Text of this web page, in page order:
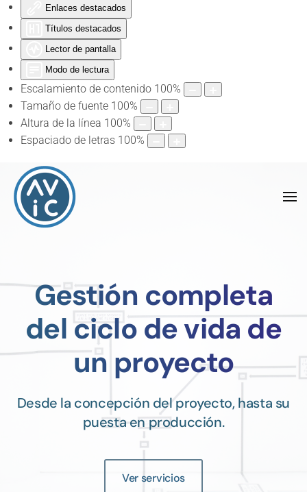
Enlaces destacados
Títulos destacados
Lector de pantalla
Modo de lectura
Escalamiento de contenido 100%
Tamaño de fuente 100%
Altura de la línea 100%
Espaciado de letras 100%
Gestión completa
del ciclo de vida de
un proyecto
Desde la concepción del proyecto, hasta su
puesta en producción.
Ver servicios